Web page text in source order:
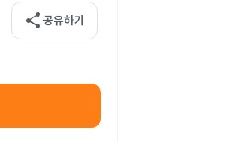
share 공유하기